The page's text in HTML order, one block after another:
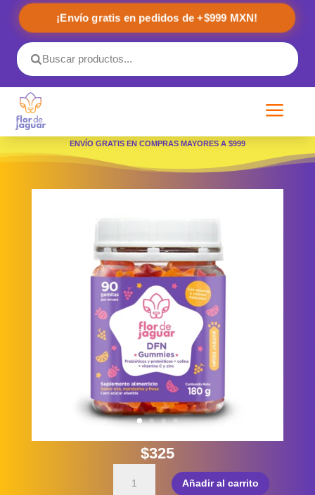
¡Envío gratis en pedidos de +$999 MXN!
a
ENVÍO GRATIS EN COMPRAS MAYORES A $999
$325
Gummies
Añadir al carrito